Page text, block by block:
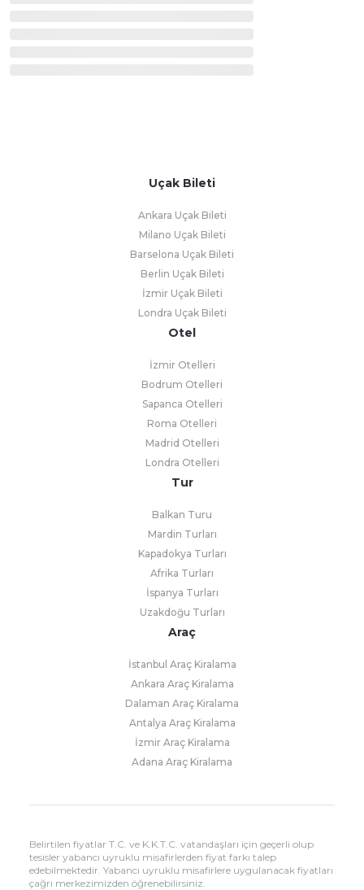
Uçak Bileti
Ankara Uçak Bileti
Milano Uçak Bileti
Barselona Uçak Bileti
Berlin Uçak Bileti
İzmir Uçak Bileti
Londra Uçak Bileti
Otel
İzmir Otelleri
Bodrum Otelleri
Sapanca Otelleri
Roma Otelleri
Madrid Otelleri
Londra Otelleri
Tur
Balkan Turu
Mardin Turları
Kapadokya Turları
Afrika Turları
İspanya Turları
Uzakdoğu Turları
Araç
İstanbul Araç Kiralama
Ankara Araç Kiralama
Dalaman Araç Kiralama
Antalya Araç Kiralama
İzmir Araç Kiralama
Adana Araç Kiralama
Belirtilen fiyatlar T.C. ve K.K.T.C. vatandaşları için geçerli olup
tesisler yabancı uyruklu misafirlerden fiyat farkı talep
edebilmektedir. Yabancı uyruklu misafirlere uygulanacak fiyatları
çağrı merkezimizden öğrenebilirsiniz.